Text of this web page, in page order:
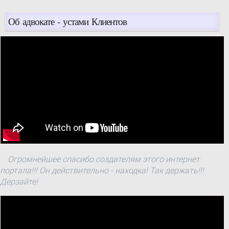
Об адвокате - устами Клиентов
Огромнейшее спасибо создателям этого интернет
портала!!! Он действительно - находка! Так держать!!!
Дерзайте!